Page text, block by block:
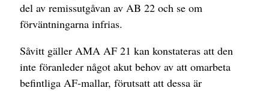
del av remissutgåvan av AB 22 och se om
förväntningarna infrias.
Såvitt gäller AMA AF 21 kan konstateras att den
inte föranleder något akut behov av att omarbeta
befintliga AF-mallar, förutsatt att dessa är